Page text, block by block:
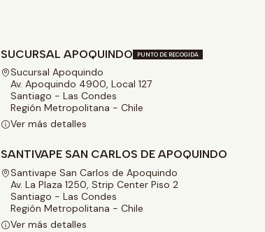
SUCURSAL APOQUINDO PUNTO DE RECOGIDA
Sucursal Apoquindo
Av. Apoquindo 4900, Local 127
Santiago - Las Condes
Región Metropolitana - Chile
Ver más detalles
SANTIVAPE SAN CARLOS DE APOQUINDO
Santivape San Carlos de Apoquindo
Av. La Plaza 1250, Strip Center Piso 2
Santiago - Las Condes
Región Metropolitana - Chile
Ver más detalles